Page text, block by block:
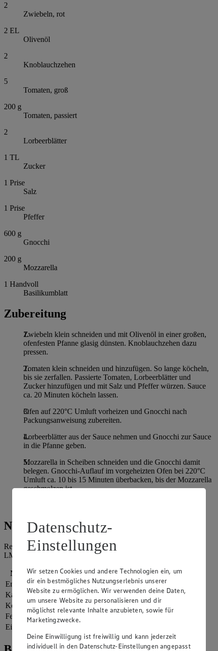
2
Zwiebeln, rot
2 EL
Olivenöl
2
Knoblauchzehen
5
Tomaten, groß
200 g
Tomaten, passiert
2
Lorbeerblätter
1 TL
Zucker
1 Prise
Salz
1 Prise
Pfeffer
600 g
Gnocchi
200 g
Mozzarella
1 Handvoll
Basilikumblatt
Zubereitung
Zwiebeln klein schneiden und mit Olivenöl in einer großen,
ofenfesten Pfanne glasig dünsten. Knoblauchzehen dazu
pressen.
Tomaten klein schneiden und hinzufügen. So lange köcheln,
bis sie zerfallen. Passierte Tomaten, Lorbeerblätter und
Zucker hinzufügen und mit Salz und Pfeffer würzen. Sauce
ca. 20 Minuten köcheln lassen.
Ofen auf 220°C Umluft vorheizen und Gnocchi nach
Packungsanweisung zubereiten.
Lorbeerblätter aus der Sauce nehmen und Gnocchi zur Sauce
in die Pfanne geben.
Mozzarella in Scheiben schneiden und die Gnocchi damit
belegen. Gnocchi-Auflauf im vorgeheizten Ofen bei 220°C
Umluft ca. 10 bis 15 Minuten überbacken, bis der Mozzarella
geschmolzen ist.
Nährwerte
Referenzmenge für einen durchschnittlichen Erwachsenen laut
LMIV (8.400 kJ/2.000 kcal).
Nährwerte
pro Portion
Energie
1.933 kj (23 %)
Kalorien
462 kcal (23 %)
Kohlenhydrate 63 g
Fett
Eiweiß
Datenschutz-
Einstellungen
Wir setzen Cookies und andere Technologien ein, um
dir ein bestmögliches Nutzungserlebnis unserer
Website zu ermöglichen. Wir verwenden deine Daten,
um unsere Website zu personalisieren und dir
möglichst relevante Inhalte anzubieten, sowie für
Marketingzwecke.
Deine Einwilligung ist freiwillig und kann jederzeit
individuell in den Datenschutz-Einstellungen angepasst